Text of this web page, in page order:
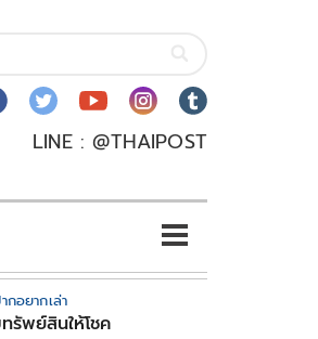
LINE : @THAIPOST
กอยากเล่า
ทรัพย์สินให้โชค